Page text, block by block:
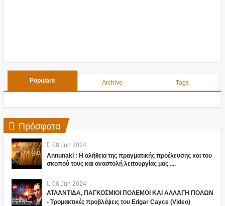
Populars Archive Tags
Πρόσφατα
08 Jun 2024
Annunaki : Η αλήθεια της πραγματικής προέλευσης και του
σκοπού τους και αναστολή λειτουργίας μας ....
08 Jun 2024
ΑΤΛΑΝΤΙΔΑ, ΠΑΓΚΟΣΜΙΟΙ ΠΟΛΕΜΟΙ ΚΑΙ ΑΛΛΑΓΗ ΠΟΛΩΝ
- Τρομακτικές προβλέψεις του Edgar Cayce (Video)